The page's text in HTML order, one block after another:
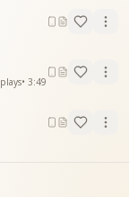
plays• 3:49